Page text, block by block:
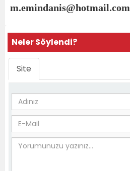
m.emindanis@hotmail.com
Neler Söylendi?
Site